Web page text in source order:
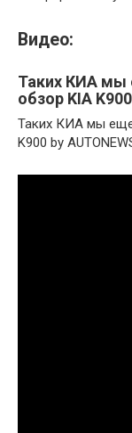
Видео:
Таких КИА мы
обзор KIA K900
Таких КИА мы еще
K900 by